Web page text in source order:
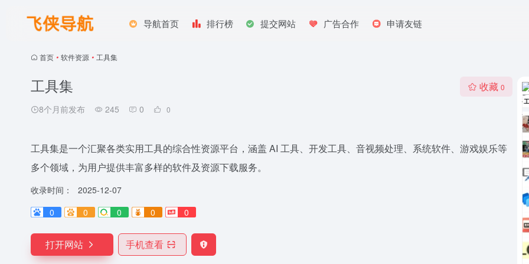
导航首页 排行榜 提交网站 广告合作 申请友链
首页 • 软件资源 • 工具集
工具集
8个月前发布 245 0 0
收藏 0
工具集是一个汇聚各类实用工具的综合性资源平台，涵盖 AI 工具、开发工具、音视频处理、系统软件、游戏娱乐等
多个领域，为用户提供丰富多样的软件及资源下载服务。
收录时间：
2025-12-07
0
0 0 0 0
打开网站 手机查看